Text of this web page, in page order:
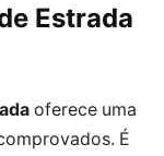
Estrada
oferece uma
É